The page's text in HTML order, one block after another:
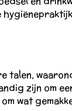
talen,
zijn om
wat